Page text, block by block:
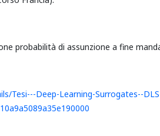
probabilità di assunzione a fine
Deep-Learning-Surrogates--